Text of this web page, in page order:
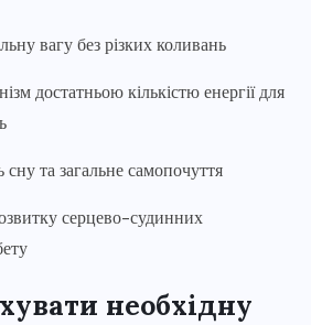
вагу без різких коливань
достатньою кількістю енергії для
та загальне самопочуття
серцево-судинних
необхідну